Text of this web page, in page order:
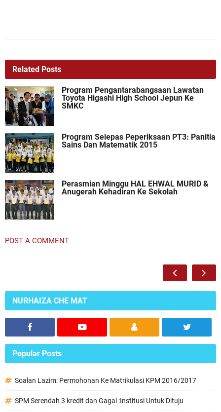
Related Posts
Program Pengantarabangsaan Lawatan
Toyota Higashi High School Jepun Ke
SMKC
Program Selepas Peperiksaan PT3: Panitia
Sains Dan Matematik 2015
Perasmian Minggu HAL EHWAL MURID &
Anugerah Kehadiran Ke Sekolah
POST A COMMENT
NURHAIZA CHE MAT
Popular Posts
Soalan Lazim: Permohonan Ke Matrikulasi KPM 2016/2017
SPM Serendah 3 kredit dan Gagal :Institusi Untuk Dituju